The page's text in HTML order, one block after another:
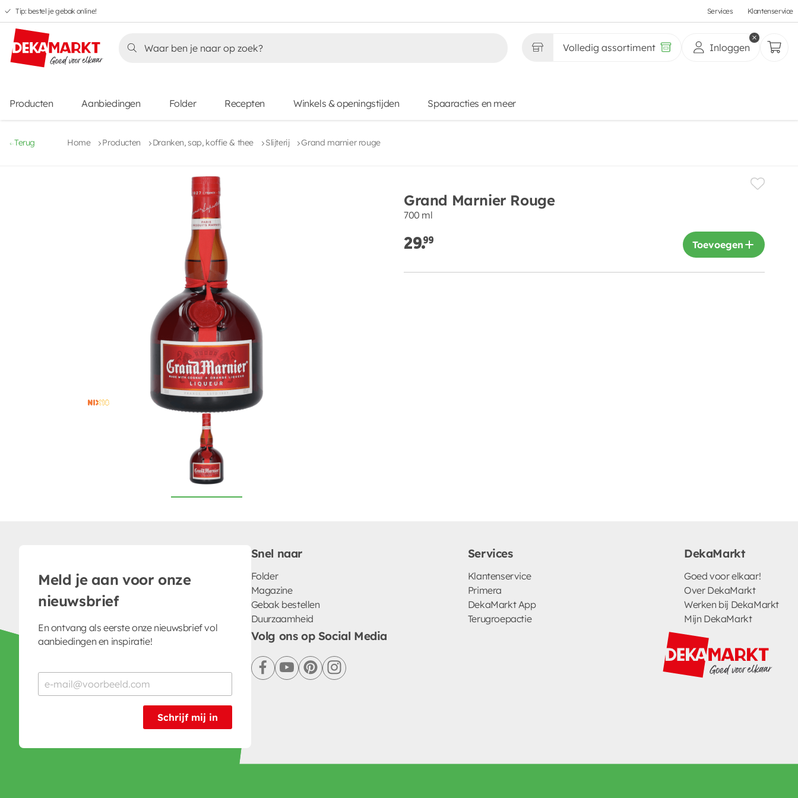
Overslaan
naar
hoofdnavigatie
Overslaan
naar
hoofdinhoud
Overslaan
naar
voettekstinhoud
Overslaan
naar
aanbiedingen
Tip: bestel je gebak online! Services Klantenservice
Volledig assortiment Inloggen
Producten Aanbiedingen Folder Recepten Winkels & openingstijden Spaaracties en meer
Terug Home Producten Dranken, sap, koffie & thee Slijterij Grand marnier rouge
Grand Marnier Rouge
700 ml
29.99 Toevoegen
Meld je aan voor onze
nieuwsbrief
En ontvang als eerste onze nieuwsbrief vol
aanbiedingen en inspiratie!
Schrijf mij in
Snel naar
Folder
Magazine
Gebak bestellen
Duurzaamheid
Services
Klantenservice
Primera
DekaMarkt App
Terugroepactie
DekaMarkt
Goed voor elkaar!
Over DekaMarkt
Werken bij DekaMarkt
Mijn DekaMarkt
Volg ons op Social Media
facebookyoutubepinterestinstagram